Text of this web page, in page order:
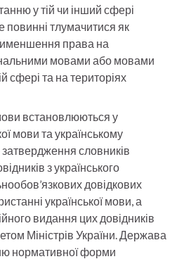
у тій чи інший сфері
повинні тлумачитися як
права на
мовами або мовами
сфері та на територіях
встановлюються у
мови та українському
затвердження словників
з українського
довідкових
української мови, а
видання цих довідників
Міністрів України. Держава
нормативної форми